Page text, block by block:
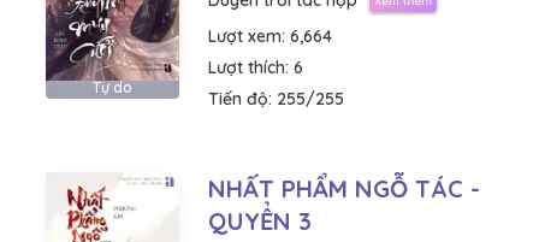
Tự do
Lượt xem: 6,664
Lượt thích: 6
Tiến độ: 255/255
NHẤT PHẨM NGỖ TÁC -
QUYỂN 3